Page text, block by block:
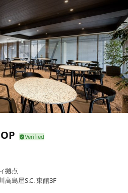
拠点
高島屋S.C. 東館3F